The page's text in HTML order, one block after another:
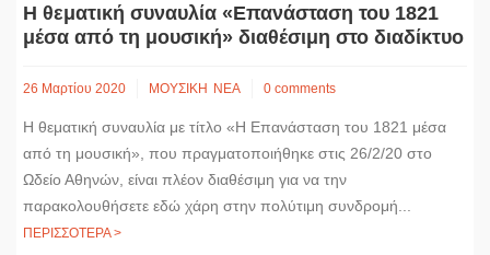
Η θεματική συναυλία «Επανάσταση του 1821
μέσα από τη μουσική» διαθέσιμη στο διαδίκτυο
26 Μαρτίου 2020 ΜΟΥΣΙΚΗ ΝΕΑ 0 comments
Η θεματική συναυλία με τίτλο «Η Επανάσταση του 1821 μέσα
από τη μουσική», που πραγματοποιήθηκε στις 26/2/20 στο
Ωδείο Αθηνών, είναι πλέον διαθέσιμη για να την
παρακολουθήσετε εδώ χάρη στην πολύτιμη συνδρομή...
ΠΕΡΙΣΣΟΤΕΡΑ >